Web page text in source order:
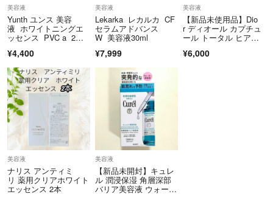
美容液
Yunth ユンス 美容
液 ホワイトニングエ
ッセンス PVC a 2
¥4,400
美容液
Lekarka レカルカ CF
セラムアドバンス
W 美容液30ml
¥7,999
美容液
【新品未使用品】Dio
r ディオール カプチュ
ール トータル ヒア
¥6,000
美容液
ナリス アンティミ
リ 薬用クリアホワイト
エッセンス 2本
美容液
【新品未開封】キュレ
ル 潤浸保湿 角層深部
バリア美容液 ウォータ